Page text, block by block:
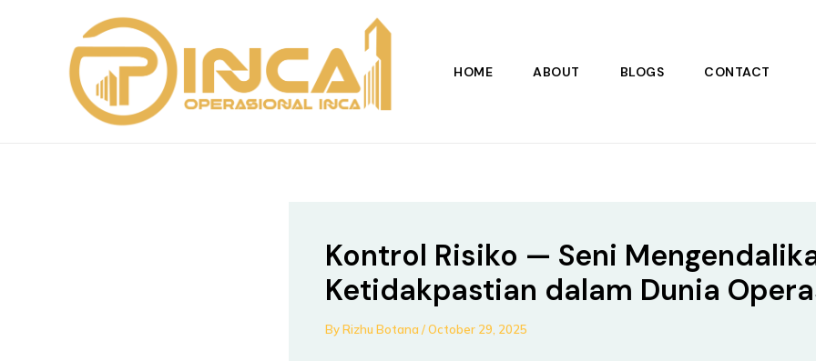
HOME ABOUT BLOGS CONTACT
Kontrol Risiko — Seni
Ketidakpastian dalam Dunia
ByRizhu Botana /October 29, 2025